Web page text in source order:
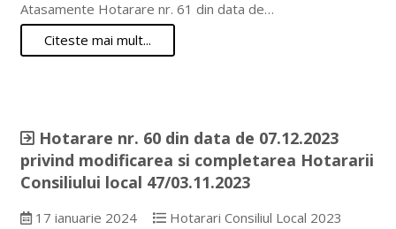
Atasamente Hotarare nr. 61 din data de…
Citeste mai mult...
Hotarare nr. 60 din data de 07.12.2023
privind modificarea si completarea Hotararii
Consiliului local 47/03.11.2023
17 ianuarie 2024
Hotarari Consiliul Local 2023